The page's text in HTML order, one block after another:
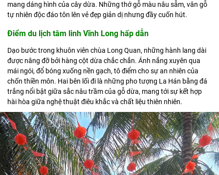
mang dáng hình của cây dừa. Những thớ gỗ màu nâu sẫm, vân gỗ
tự nhiên độc đáo tôn lên vẻ đẹp giản dị nhưng đầy cuốn hút.
Điểm du lịch tâm linh Vĩnh Long hấp dẫn
Dạo bước trong khuôn viên chùa Long Quan, những hành lang dài
được nâng đỡ bởi hàng cột dừa chắc chắn. Ánh nắng xuyên qua
mái ngói, đổ bóng xuống nền gạch, tô điểm cho sự an nhiên của
chốn thiền môn. Hai bên lối đi là những pho tượng La Hán bằng đá
trắng nổi bật giữa sắc nâu trầm của gỗ dừa, mang tới sự kết hợp
hài hòa giữa nghệ thuật điêu khắc và chất liệu thiên nhiên.